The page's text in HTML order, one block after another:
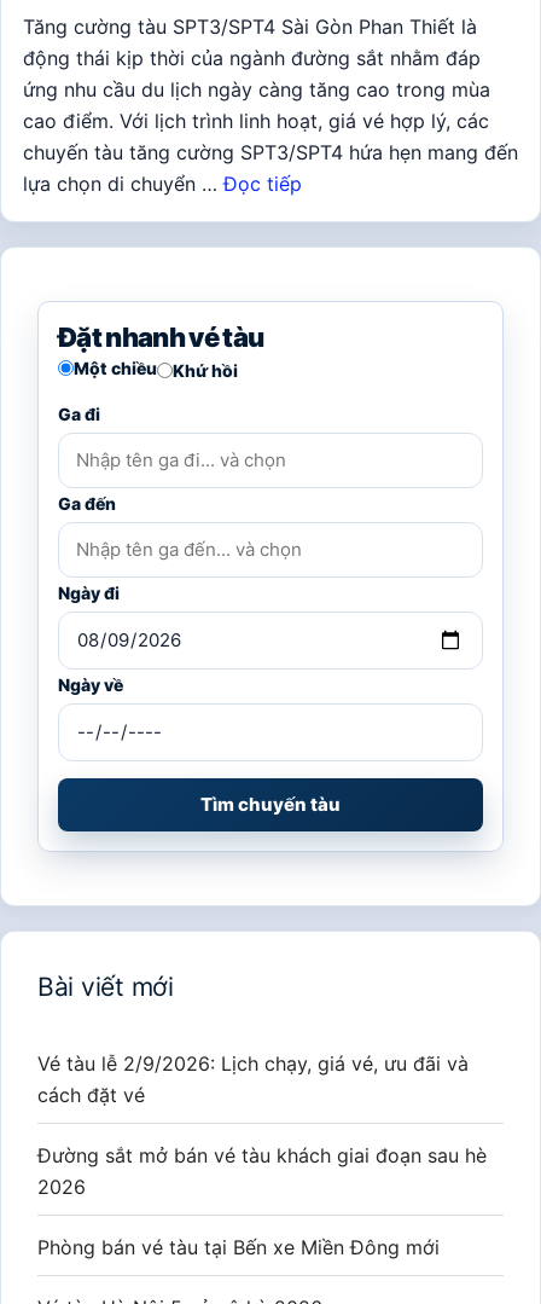
Tăng cường tàu SPT3/SPT4 Sài Gòn Phan Thiết là
động thái kịp thời của ngành đường sắt nhằm đáp
ứng nhu cầu du lịch ngày càng tăng cao trong mùa
cao điểm. Với lịch trình linh hoạt, giá vé hợp lý, các
chuyến tàu tăng cường SPT3/SPT4 hứa hẹn mang đến
lựa chọn di chuyển …Đọc tiếp
Đặt nhanh vé tàu
Một chiều Khứ hồi
Ga đi
Ga đến
Ngày đi
Ngày về
Tìm chuyến tàu
Bài viết mới
Vé tàu lễ 2/9/2026: Lịch chạy, giá vé, ưu đãi và
cách đặt vé
Đường sắt mở bán vé tàu khách giai đoạn sau hè
2026
Phòng bán vé tàu tại Bến xe Miền Đông mới